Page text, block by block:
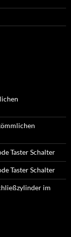
Taster Schalter
Taster Schalter
im